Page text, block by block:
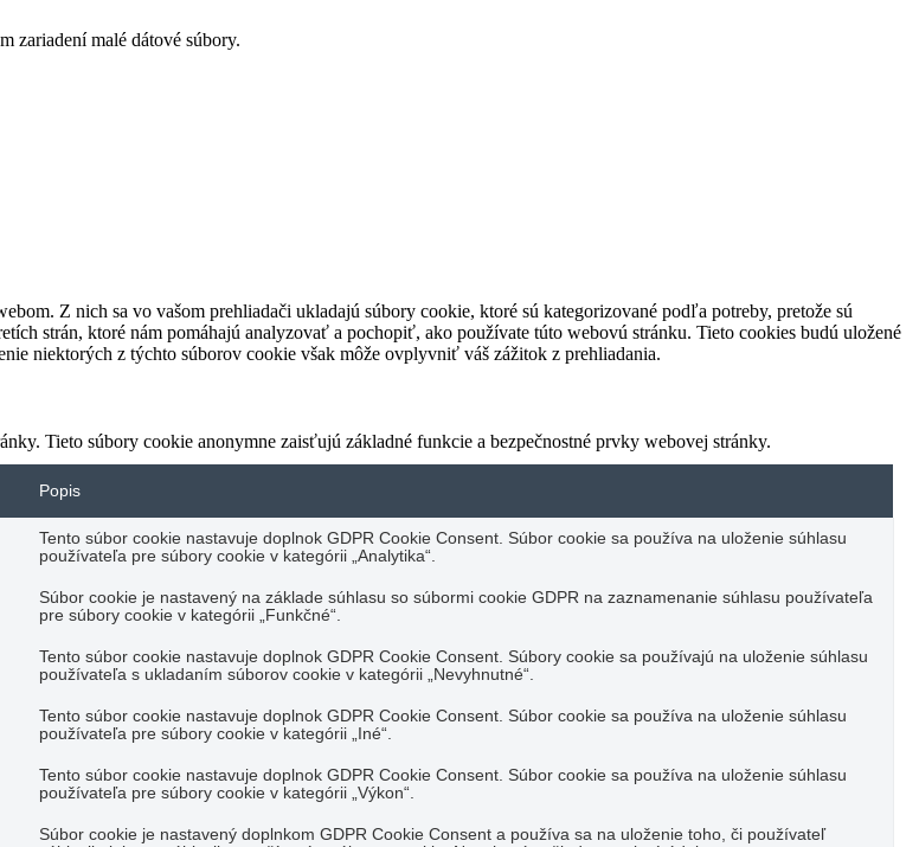
zariadení malé dátové súbory.
Z nich sa vo vašom prehliadači ukladajú súbory cookie, ktoré sú kategorizované podľa potreby, pretože sú
strán, ktoré nám pomáhajú analyzovať a pochopiť, ako používate túto webovú stránku. Tieto cookies budú uložené
niektorých z týchto súborov cookie však môže ovplyvniť váš zážitok z prehliadania.
Tieto súbory cookie anonymne zaisťujú základné funkcie a bezpečnostné prvky webovej stránky.
Popis
Tento súbor cookie nastavuje doplnok GDPR Cookie Consent. Súbor cookie sa používa na uloženie súhlasu
používateľa pre súbory cookie v kategórii „Analytika“.
Súbor cookie je nastavený na základe súhlasu so súbormi cookie GDPR na zaznamenanie súhlasu používateľa
pre súbory cookie v kategórii „Funkčné“.
Tento súbor cookie nastavuje doplnok GDPR Cookie Consent. Súbory cookie sa používajú na uloženie súhlasu
používateľa s ukladaním súborov cookie v kategórii „Nevyhnutné“.
Tento súbor cookie nastavuje doplnok GDPR Cookie Consent. Súbor cookie sa používa na uloženie súhlasu
používateľa pre súbory cookie v kategórii „Iné“.
Tento súbor cookie nastavuje doplnok GDPR Cookie Consent. Súbor cookie sa používa na uloženie súhlasu
používateľa pre súbory cookie v kategórii „Výkon“.
Súbor cookie je nastavený doplnkom GDPR Cookie Consent a používa sa na uloženie toho, či používateľ